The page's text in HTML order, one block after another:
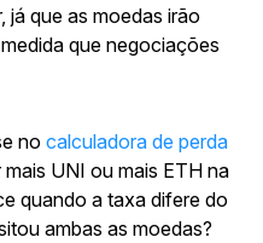
já que as moedas irão
que negociações
no calculadora de perda
UNI ou mais ETH na
quando a taxa difere do
ambas as moedas?